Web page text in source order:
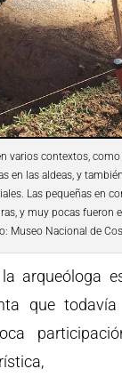
varios contextos,
en las aldeas, y
Las pequeñas en
y muy pocas fueron
Museo Nacional de
arqueóloga
que